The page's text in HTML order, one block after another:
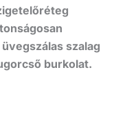
szalag
burkolat.